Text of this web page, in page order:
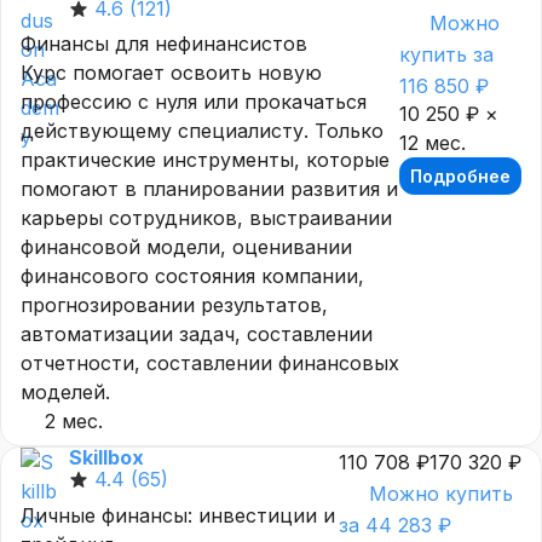
объясняли в универе, то намного быстрее
уволила бы материал, и было бы больше
практических навыков! Курс создали
практики, поэтому чистое мясо в плане
материала, и никакой воды.
4.6 (121)
Финансы для нефинансистов
Курс помогает освоить новую
профессию с нуля или прокачаться
действующему специалисту. Только
практические инструменты, которые
помогают в планировании развития и
карьеры сотрудников, выстраивании
финансовой модели, оценивании
финансового состояния компании,
прогнозировании результатов,
автоматизации задач, составлении
отчетности, составлении финансовых
моделей.
2 мес.
Можно
купить за
116 850 ₽
10 250 ₽ ×
12 мес.
Подробнее
Skillbox
4.4 (65)
Личные финансы: инвестиции и
110 708 ₽170 320 ₽
Можно купить
за 44 283 ₽